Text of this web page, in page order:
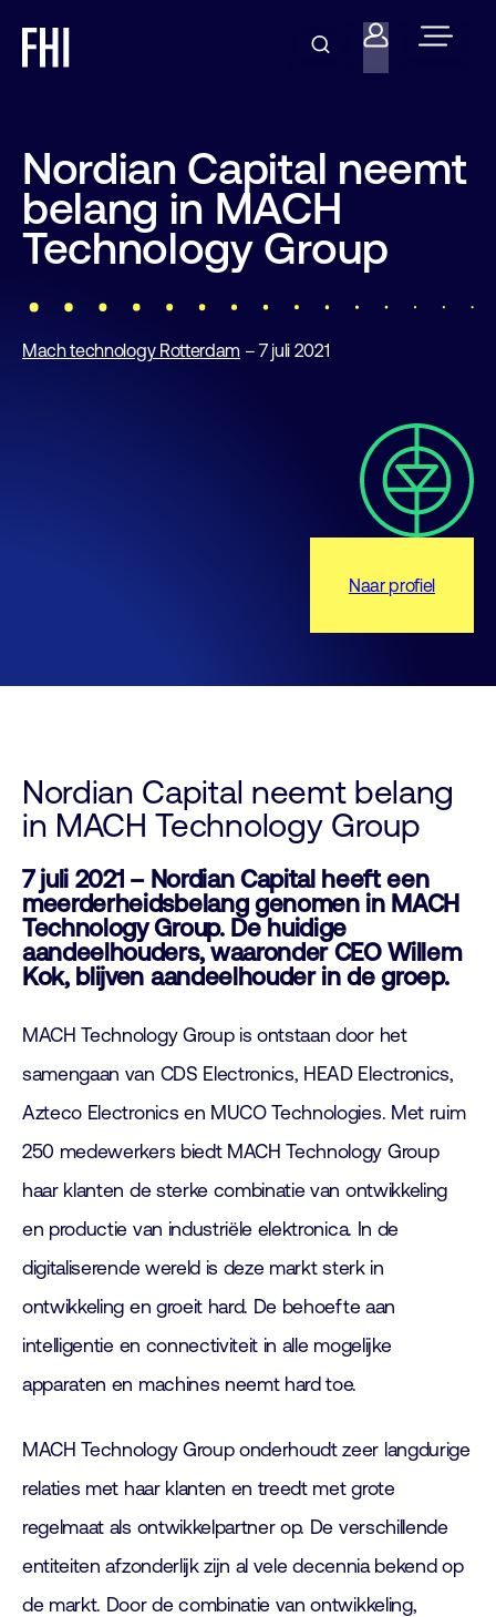
Nordian Capital neemt
belang in MACH
Technology Group
Mach technology Rotterdam – 7 juli 2021
Naar profiel
Nordian Capital neemt belang
in MACH Technology Group
7 juli 2021 – Nordian Capital heeft een
meerderheidsbelang genomen in MACH
Technology Group. De huidige
aandeelhouders, waaronder CEO Willem
Kok, blijven aandeelhouder in de groep.
MACH Technology Group is ontstaan door het
samengaan van CDS Electronics, HEAD Electronics,
Azteco Electronics en MUCO Technologies. Met ruim
250 medewerkers biedt MACH Technology Group
haar klanten de sterke combinatie van ontwikkeling
en productie van industriële elektronica. In de
digitaliserende wereld is deze markt sterk in
ontwikkeling en groeit hard. De behoefte aan
intelligentie en connectiviteit in alle mogelijke
apparaten en machines neemt hard toe.
MACH Technology Group onderhoudt zeer langdurige
relaties met haar klanten en treedt met grote
regelmaat als ontwikkelpartner op. De verschillende
entiteiten afzonderlijk zijn al vele decennia bekend op
de markt. Door de combinatie van ontwikkeling,